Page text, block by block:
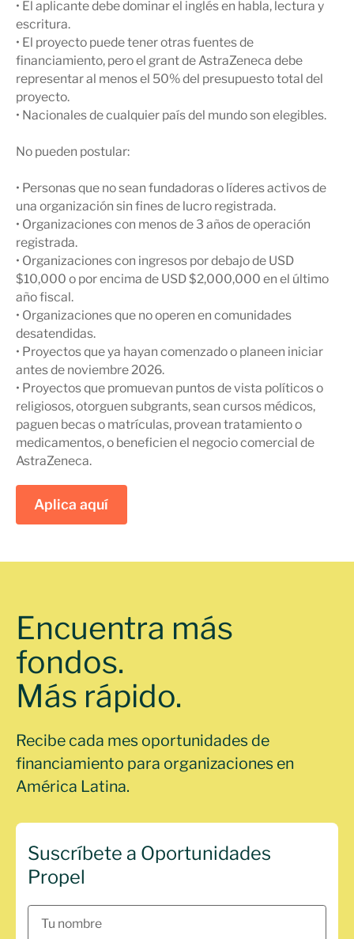
• El aplicante debe dominar el inglés en habla, lectura y
escritura.
• El proyecto puede tener otras fuentes de
financiamiento, pero el grant de AstraZeneca debe
representar al menos el 50% del presupuesto total del
proyecto.
• Nacionales de cualquier país del mundo son elegibles.
No pueden postular:
• Personas que no sean fundadoras o líderes activos de
una organización sin fines de lucro registrada.
• Organizaciones con menos de 3 años de operación
registrada.
• Organizaciones con ingresos por debajo de USD
$10,000 o por encima de USD $2,000,000 en el último
año fiscal.
• Organizaciones que no operen en comunidades
desatendidas.
• Proyectos que ya hayan comenzado o planeen iniciar
antes de noviembre 2026.
• Proyectos que promuevan puntos de vista políticos o
religiosos, otorguen subgrants, sean cursos médicos,
paguen becas o matrículas, provean tratamiento o
medicamentos, o beneficien el negocio comercial de
AstraZeneca.
Aplica aquí
Encuentra más
fondos.
Más rápido.
Recibe cada mes oportunidades de
financiamiento para organizaciones en
América Latina.
Suscríbete a Oportunidades
Propel